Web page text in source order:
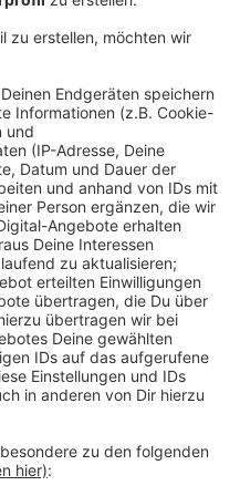
- Das will die Stadt
Danziger Straße durch
Durch einen
aufgestellt und
die Bewohner bei
selbst Salat ernten. Mit
mehr Aufmerksamkeit
Straße
Kolloch vom
Interview.